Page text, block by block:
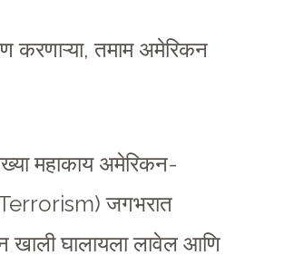
करणाऱ्या, तमाम अमेरिकन
महाकाय अमेरिकन-
Terrorism) जगभरात
खाली घालायला लावेल आणि